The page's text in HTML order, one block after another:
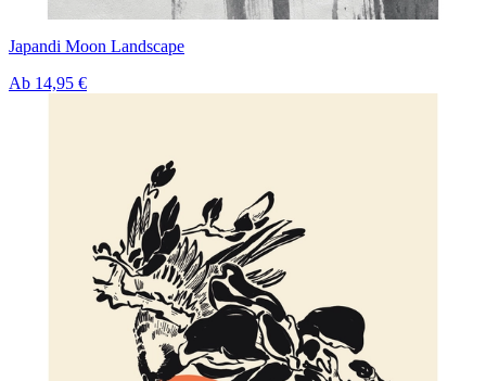
Japandi Moon Landscape
Ab 14,95 €